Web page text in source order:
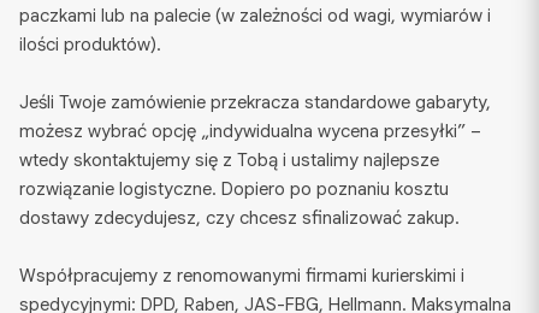
paczkami lub na palecie (w zależności od wagi, wymiarów i
ilości produktów).
Jeśli Twoje zamówienie przekracza standardowe gabaryty,
możesz wybrać opcję „indywidualna wycena przesyłki” –
wtedy skontaktujemy się z Tobą i ustalimy najlepsze
rozwiązanie logistyczne. Dopiero po poznaniu kosztu
dostawy zdecydujesz, czy chcesz sfinalizować zakup.
Współpracujemy z renomowanymi firmami kurierskimi i
spedycyjnymi: DPD, Raben, JAS-FBG, Hellmann. Maksymalna